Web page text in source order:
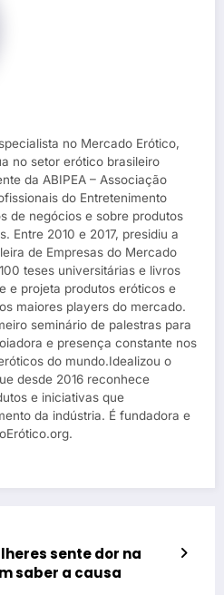
no Mercado Erótico,
no setor erótico brasileiro
da ABIPEA – Associação
do Entretenimento
de negócios e sobre produtos
Entre 2010 e 2017, presidiu a
de Empresas do Mercado
teses universitárias e livros
e projeta produtos eróticos e
maiores players do mercado.
seminário de palestras para
e presença constante nos
do mundo.Idealizou o
desde 2016 reconhece
e iniciativas que
da indústria. É fundadora e
sente dor na
saber a causa